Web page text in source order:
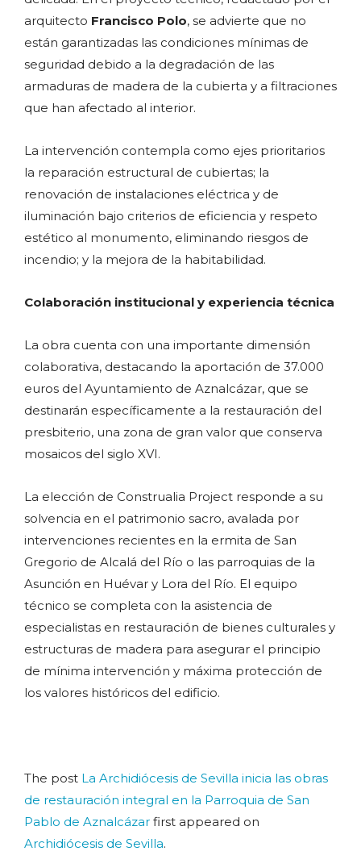
arquitecto Francisco Polo, se advierte que no
están garantizadas las condiciones mínimas de
seguridad debido a la degradación de las
armaduras de madera de la cubierta y a filtraciones
que han afectado al interior.
La intervención contempla como ejes prioritarios
la reparación estructural de cubiertas; la
renovación de instalaciones eléctrica y de
iluminación bajo criterios de eficiencia y respeto
estético al monumento, eliminando riesgos de
incendio; y la mejora de la habitabilidad.
Colaboración institucional y experiencia técnica
La obra cuenta con una importante dimensión
colaborativa, destacando la aportación de 37.000
euros del Ayuntamiento de Aznalcázar, que se
destinarán específicamente a la restauración del
presbiterio, una zona de gran valor que conserva
mosaicos del siglo XVI.
La elección de Construalia Project responde a su
solvencia en el patrimonio sacro, avalada por
intervenciones recientes en la ermita de San
Gregorio de Alcalá del Río o las parroquias de la
Asunción en Huévar y Lora del Río. El equipo
técnico se completa con la asistencia de
especialistas en restauración de bienes culturales y
estructuras de madera para asegurar el principio
de mínima intervención y máxima protección de
los valores históricos del edificio.
The post La Archidiócesis de Sevilla inicia las obras
de restauración integral en la Parroquia de San
Pablo de Aznalcázar first appeared on
Archidiócesis de Sevilla.